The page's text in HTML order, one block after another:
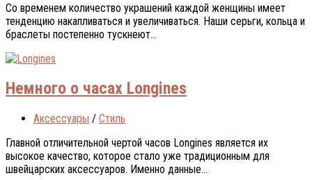
Со временем количество украшений каждой женщины имеет
тенденцию накапливаться и увеличиваться. Наши серьги, кольца и
браслеты постепенно тускнеют...
Немного о часах Longines
Аксессуары / Стиль
Главной отличительной чертой часов Longines является их
высокое качество, которое стало уже традиционным для
швейцарских аксессуаров. Именно данные...